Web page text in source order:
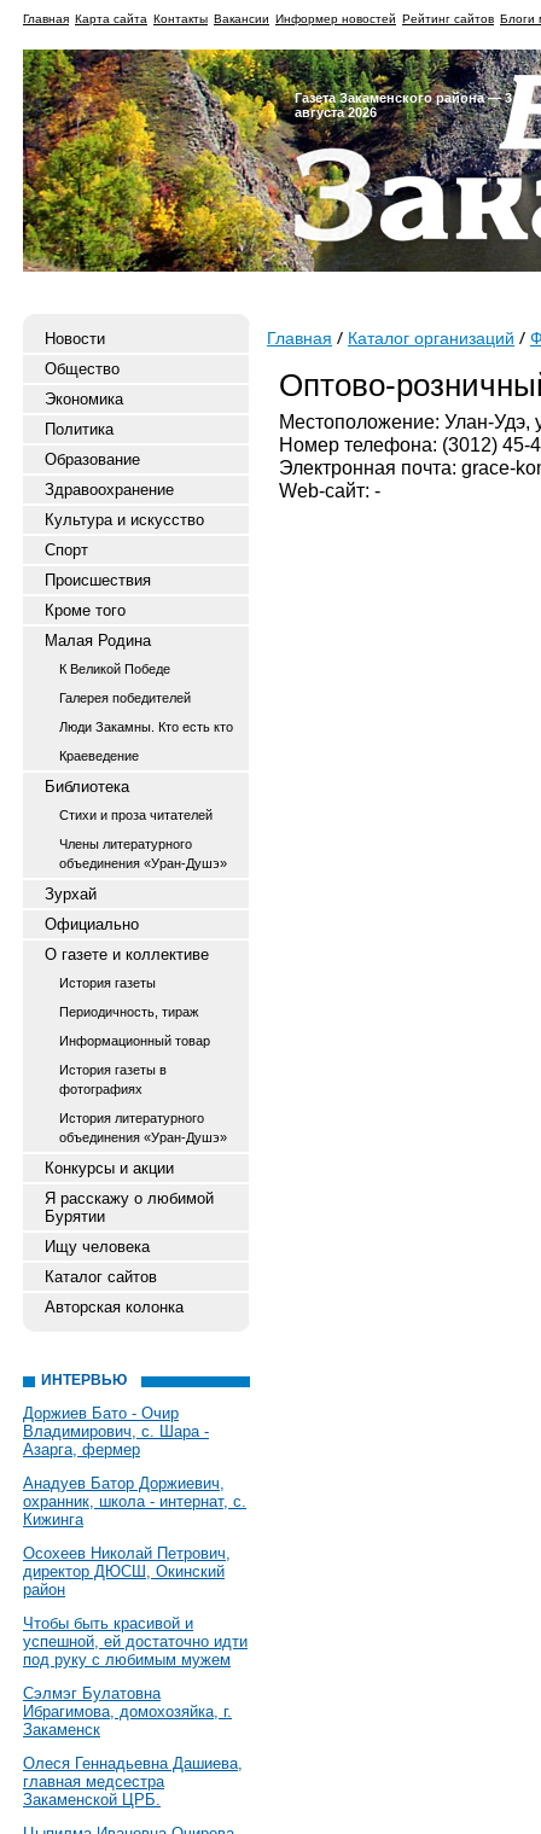
Главная Карта сайта Контакты Вакансии Информер новостей Рейтинг сайтов Блоги
Газета Закаменского района — 3
августа 2026
Новости
Общество
Экономика
Политика
Образование
Здравоохранение
Культура и искусство
Спорт
Происшествия
Кроме того
Малая Родина
К Великой Победе
Галерея победителей
Люди Закамны. Кто есть кто
Краеведение
Библиотека
Стихи и проза читателей
Члены литературного
объединения «Уран-Душэ»
Зурхай
Официально
О газете и коллективе
История газеты
Периодичность, тираж
Информационный товар
История газеты в
фотографиях
История литературного
объединения «Уран-Душэ»
Конкурсы и акции
Я расскажу о любимой
Бурятии
Ищу человека
Каталог сайтов
Авторская колонка
ИНТЕРВЬЮ
Доржиев Бато - Очир
Владимирович, с. Шара -
Азарга, фермер
Анадуев Батор Доржиевич,
охранник, школа - интернат, с.
Кижинга
Осохеев Николай Петрович,
директор ДЮСШ, Окинский
район
Чтобы быть красивой и
успешной, ей достаточно идти
под руку с любимым мужем
Сэлмэг Булатовна
Ибрагимова, домохозяйка, г.
Закаменск
Олеся Геннадьевна Дашиева,
главная медсестра
Закаменской ЦРБ.
Главная Каталог организаций
Оптово-
Местоположение: Улан-Удэ,
Номер телефона: (3012) 45-
Электронная почта: grace-
Web-сайт: -